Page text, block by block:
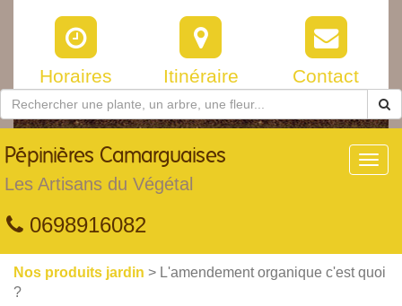
Horaires Itinéraire Contact
Pépinières Camarguaises
Les Artisans du Végétal
0698916082
Nos produits jardin > L'amendement organique c'est quoi
?